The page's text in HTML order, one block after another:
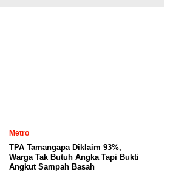
Metro
TPA Tamangapa Diklaim 93%,
Warga Tak Butuh Angka Tapi Bukti
Angkut Sampah Basah